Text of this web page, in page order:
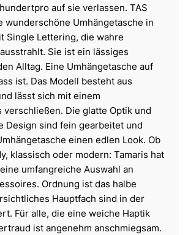
auf sie verlassen. TAS
wunderschöne Umhängetasche in
Single Lettering, die wahre
Sie ist ein lässiges
Alltag. Eine Umhängetasche auf
ist. Das Modell besteht aus
lässt sich mit einem
verschließen. Die glatte Optik und
Design sind fein gearbeitet und
einen edlen Look. Ob
klassisch oder modern: Tamaris hat
umfangreiche Auswahl an
Ordnung ist das halbe
Hauptfach sind in der
Für alle, die eine weiche Haptik
ist angenehm anschmiegsam.